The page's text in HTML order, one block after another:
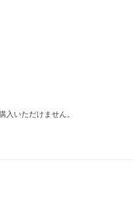
入いただけません。